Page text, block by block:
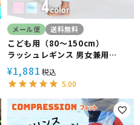
メール便 送料無料
こども用（80～150cm）
ラッシュレギンス 男女兼用
HeleiWaho ヘレイワホ マリン
ス UPF50+ UVカット
¥1,881 税込
5.00